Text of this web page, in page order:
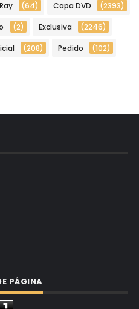
(64) Capa DVD (2393)
(2) Exclusiva (2246)
(208) Pedido (102)
PÁGINA